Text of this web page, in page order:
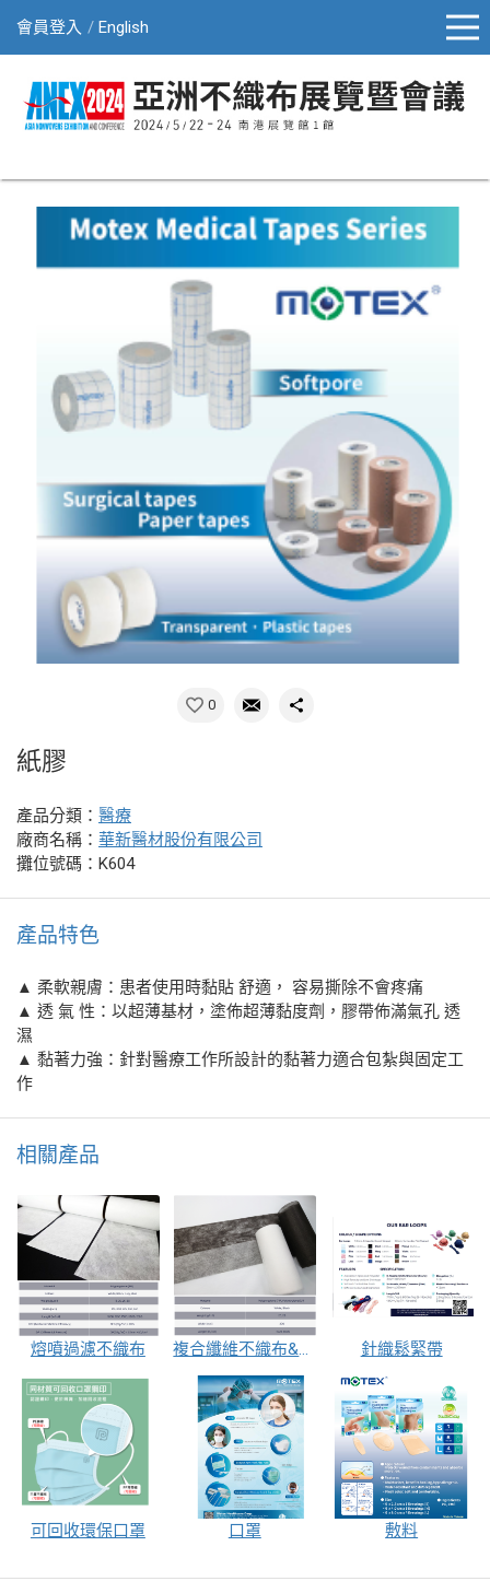
會員登入 English
0
紙膠
產品分類： 醫療
廠商名稱： 華新醫材股份有限公司
攤位號碼：K604
產品特色
▲ 柔軟親膚：患者使用時黏貼 舒適， 容易撕除不會疼痛
▲ 透 氣 性：以超薄基材，塗佈超薄黏度劑，膠帶佈滿氣孔 透
濕
▲ 黏著力強：針對醫療工作所設計的黏著力適合包紮與固定工
作
相關產品
熔噴過濾不織布 複合纖維不織布&疏水不織布（內層用） 針織鬆緊帶
可回收環保口罩 口罩 敷料